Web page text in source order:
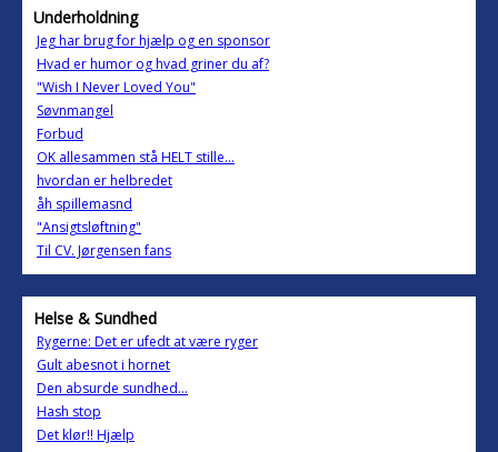
Underholdning
Jeg har brug for hjælp og en sponsor
Hvad er humor og hvad griner du af?
"Wish I Never Loved You"
Søvnmangel
Forbud
OK allesammen stå HELT stille...
hvordan er helbredet
åh spillemasnd
"Ansigtsløftning"
Til CV. Jørgensen fans
Helse & Sundhed
Rygerne: Det er ufedt at være ryger
Gult abesnot i hornet
Den absurde sundhed...
Hash stop
Det klør!! Hjælp